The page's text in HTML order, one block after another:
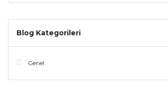
Blog Kategorileri
Genel